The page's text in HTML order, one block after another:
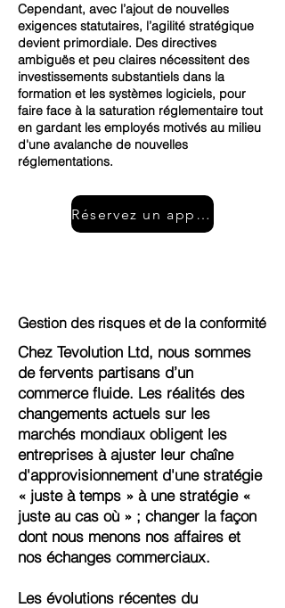
Cependant, avec l’ajout de nouvelles
exigences statutaires, l’agilité stratégique
devient primordiale. Des directives
ambiguës et peu claires nécessitent des
investissements substantiels dans la
formation et les systèmes logiciels, pour
faire face à la saturation réglementaire tout
en gardant les employés motivés au milieu
d'une avalanche de nouvelles
réglementations.
Réservez un appel gratuit
Gestion des risques et de la conformité
Chez Tevolution Ltd, nous sommes
de fervents partisans d’un
commerce fluide. Les réalités des
changements actuels sur les
marchés mondiaux obligent les
entreprises à ajuster leur chaîne
d'approvisionnement d'une stratégie
« juste à temps » à une stratégie «
juste au cas où » ; changer la façon
dont nous menons nos affaires et
nos échanges commerciaux.
Les évolutions récentes du